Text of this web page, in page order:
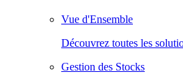
Vue d'Ensemble
Découvrez toutes les
Gestion des Stocks